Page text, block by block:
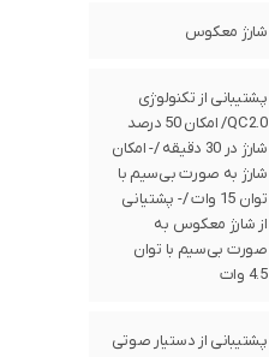
شارژ معکوس
پشتیبانی از تکنولوژی
QC2.0/ امکان 50 درصد
شارژ در 30 دقیقه /- امکان
شارژ به صورت بی‌سیم با
توان 15 وات /- پشتیانی
از شارژ معکوس به
صورت بی‌سیم با توان
4.5 وات
پشتیبانی از دستیار صوتی